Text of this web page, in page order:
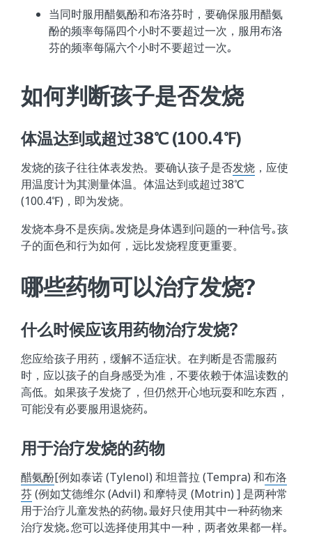
当同时服用醋氨酚和布洛芬时，要确保服用醋氨
酚的频率每隔四个小时不要超过一次，服用布洛
芬的频率每隔六个小时不要超过一次｡
如何判断孩子是否发烧
体温达到或超过38℃ (100.4℉)
发烧的孩子往往体表发热。要确认孩子是否发烧 ，应使
用温度计为其测量体温。体温达到或超过38℃
(100.4℉)，即为发烧。
发烧本身不是疾病｡发烧是身体遇到问题的一种信号｡孩
子的面色和行为如何，远比发烧程度更重要。
哪些药物可以治疗发烧?
什么时候应该用药物治疗发烧?
您应给孩子用药，缓解不适症状。在判断是否需服药
时，应以孩子的自身感受为准，不要依赖于体温读数的
高低。如果孩子发烧了，但仍然开心地玩耍和吃东西，
可能没有必要服用退烧药｡
用于治疗发烧的药物
醋氨酚[例如泰诺 (Tylenol) 和坦普拉 (Tempra) 和布洛
芬 (例如艾德维尔 (Advil) 和摩特灵 (Motrin) ] 是两种常
用于治疗儿童发热的药物｡最好只使用其中一种药物来
治疗发烧｡您可以选择使用其中一种，两者效果都一样｡